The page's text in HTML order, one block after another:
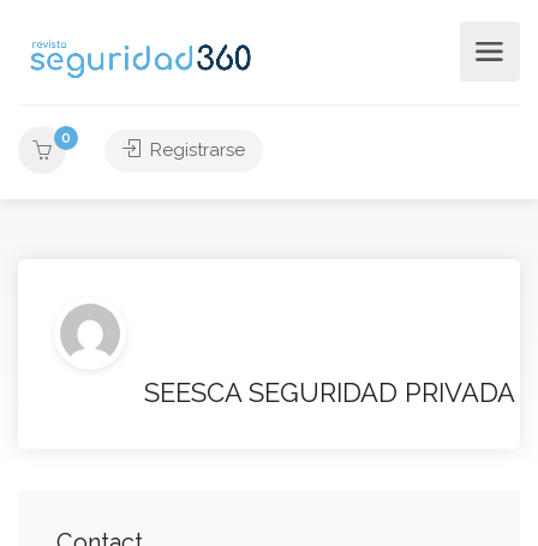
0
Registrarse
SEESCA SEGURIDAD PRIVADA